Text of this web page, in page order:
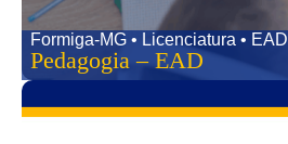
Formiga-MG • Licenciatura • EAD
Pedagogia – EAD